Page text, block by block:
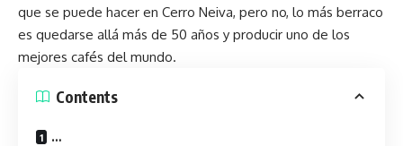
que se puede hacer en Cerro Neiva, pero no, lo más berraco
es quedarse allá más de 50 años y producir uno de los
mejores cafés del mundo.
Contents
…